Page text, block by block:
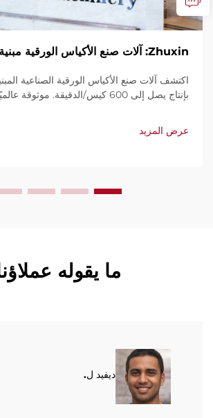
Zhuxin: آلات صنع الأكياس الورقية مبنية لتكون متينة
اكتشف آلات صنع الأكياس الورقية الصناعية
بإنتاج يصل إلى 600 كيس/الدقيقة.
وخدمة سريعة. اطلب عرض سعر اليوم.
عرض المزيد
ما يقوله
ديفيد ل.